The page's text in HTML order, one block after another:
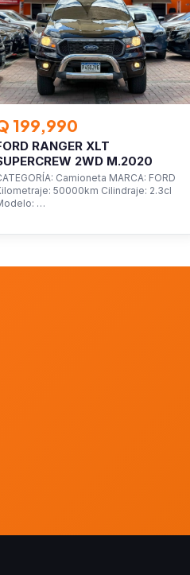
199,990
RANGER XLT
2WD M.2020
Camioneta MARCA: FORD
50000km Cilindraje: 2.3cl
…